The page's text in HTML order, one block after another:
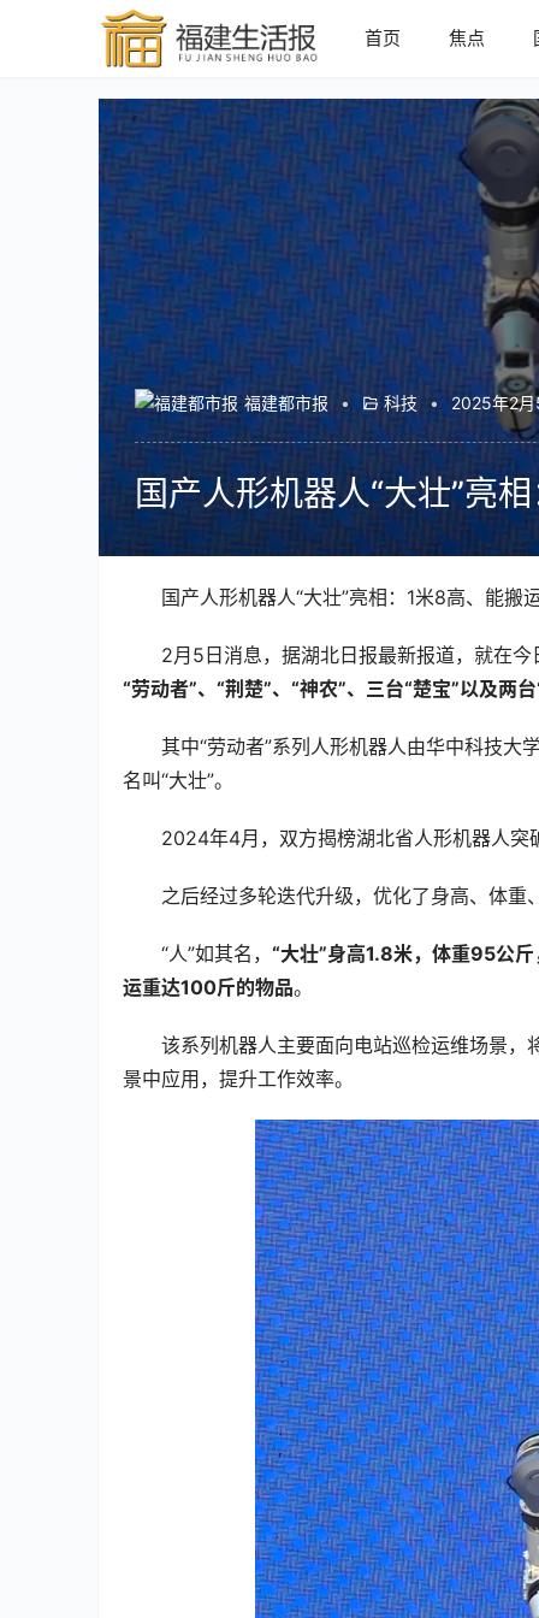
首页 焦点
福建都市报 • 科技 • 2025年2
国产人形机器人“大壮”亮
国产人形机器人“大壮”亮相：1米8高、能搬
2月5日消息，据湖北日报最新报道，就在今
“劳动者”、“荆楚”、“神农”、三台“楚宝”以及两
其中“劳动者”系列人形机器人由华中科技
名叫“大壮”。
2024年4月，双方揭榜湖北省人形机器人
之后经过多轮迭代升级，优化了身高、体
“人”如其名， “大壮”身高1.8米，体重95公
运重达100斤的物品。
该系列机器人主要面向电站巡检运维场景
景中应用，提升工作效率。